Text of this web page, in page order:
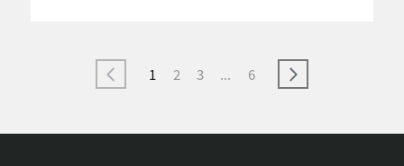
1 2 3 ... 6